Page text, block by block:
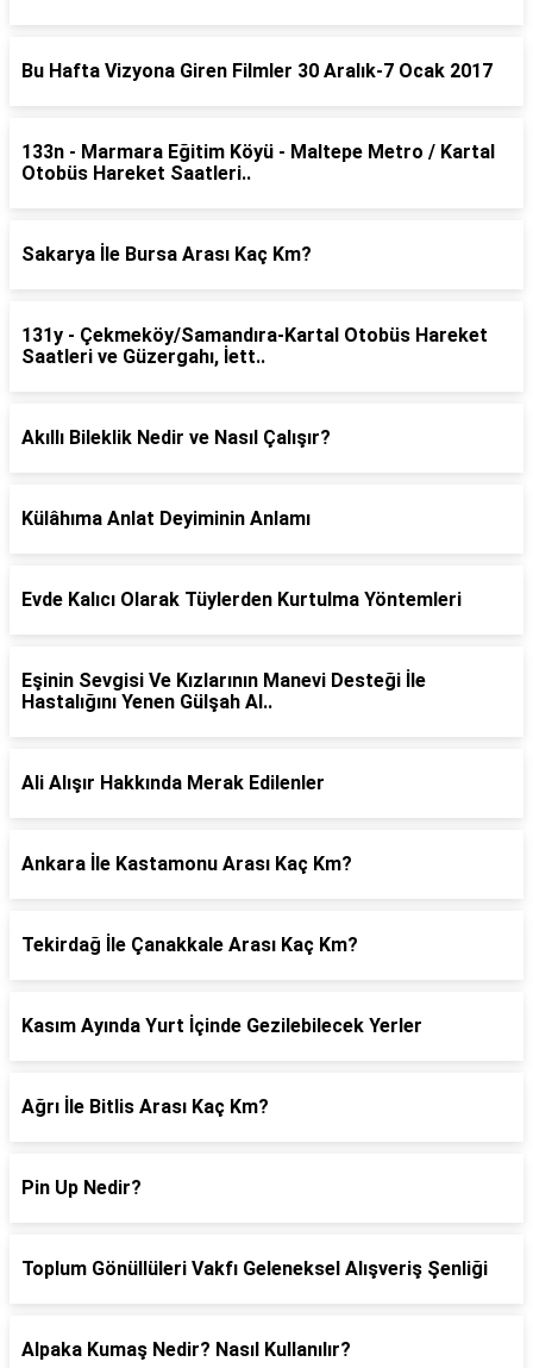
Bu Hafta Vizyona Giren Filmler 30 Aralık-7 Ocak 2017
133n - Marmara Eğitim Köyü - Maltepe Metro / Kartal
Otobüs Hareket Saatleri..
Sakarya İle Bursa Arası Kaç Km?
131y - Çekmeköy/Samandıra-Kartal Otobüs Hareket
Saatleri ve Güzergahı, İett..
Akıllı Bileklik Nedir ve Nasıl Çalışır?
Külâhıma Anlat Deyiminin Anlamı
Evde Kalıcı Olarak Tüylerden Kurtulma Yöntemleri
Eşinin Sevgisi Ve Kızlarının Manevi Desteği İle
Hastalığını Yenen Gülşah Al..
Ali Alışır Hakkında Merak Edilenler
Ankara İle Kastamonu Arası Kaç Km?
Tekirdağ İle Çanakkale Arası Kaç Km?
Kasım Ayında Yurt İçinde Gezilebilecek Yerler
Ağrı İle Bitlis Arası Kaç Km?
Pin Up Nedir?
Toplum Gönüllüleri Vakfı Geleneksel Alışveriş Şenliği
Alpaka Kumaş Nedir? Nasıl Kullanılır?